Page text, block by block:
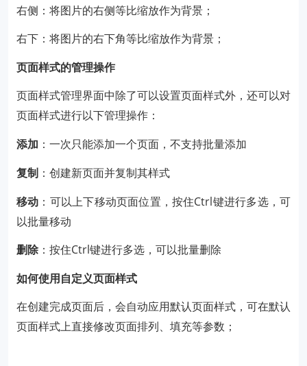
右侧：将图片的右侧等比缩放作为背景；
右下：将图片的右下角等比缩放作为背景；
页面样式的管理操作
页面样式管理界面中除了可以设置页面样式外，还可以对
页面样式进行以下管理操作：
添加 ：一次只能添加一个页面，不支持批量添加
复制 ：创建新页面并复制其样式
移动 ：可以上下移动页面位置，按住Ctrl键进行多选，可
以批量移动
删除：按住Ctrl键进行多选，可以批量删除
如何使用自定义页面样式
在创建完成页面后，会自动应用默认页面样式，可在默认
页面样式上直接修改页面排列、填充等参数；